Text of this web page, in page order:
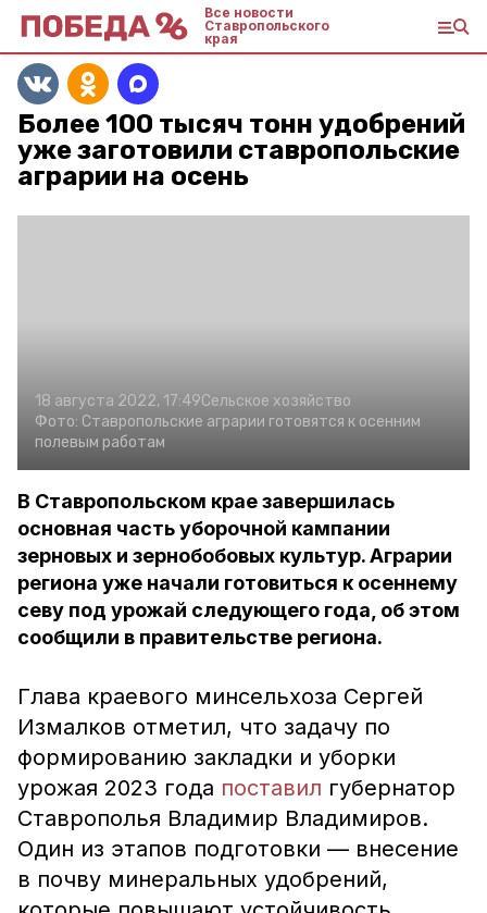
Все новости
Ставропольского
края
Более 100 тысяч тонн удобрений
уже заготовили ставропольские
аграрии на осень
18 августа 2022, 17:49Сельское хозяйство
Фото: Ставропольские аграрии готовятся к осенним
полевым работам
В Ставропольском крае завершилась
основная часть уборочной кампании
зерновых и зернобобовых культур. Аграрии
региона уже начали готовиться к осеннему
севу под урожай следующего года, об этом
сообщили в правительстве региона.
Глава краевого минсельхоза Сергей
Измалков отметил, что задачу по
формированию закладки и уборки
урожая 2023 года поставил губернатор
Ставрополья Владимир Владимиров.
Один из этапов подготовки — внесение
в почву минеральных удобрений,